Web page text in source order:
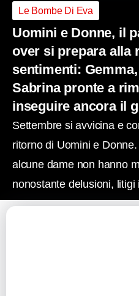
Le Bombe Di Eva
Uomini e Donne, il
over si prepara alla
sentimenti:
Sabrina pronte a
inseguire ancora il
Settembre si avvicina e
ritorno di Uomini e
alcune dame non hanno
nonostante delusioni, litigi